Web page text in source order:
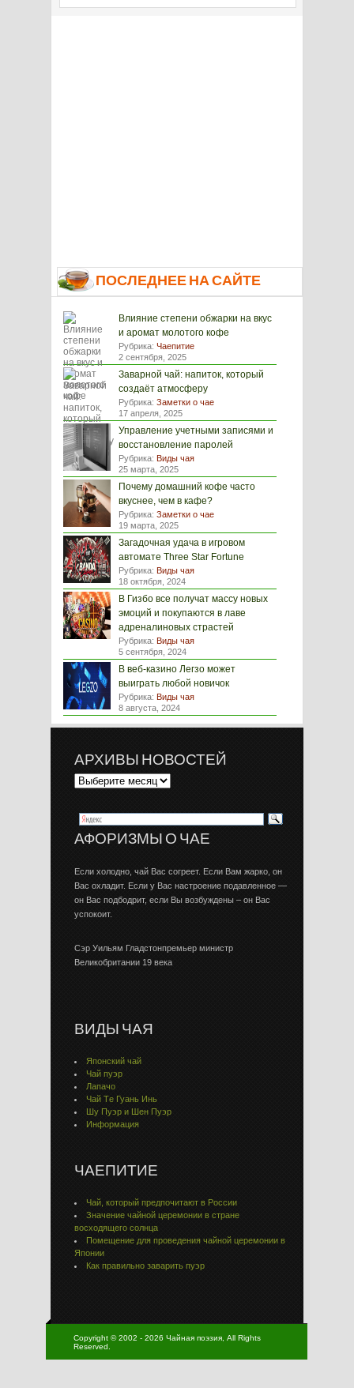
ПОСЛЕДНЕЕ НА САЙТЕ
Влияние степени обжарки на вкус
и аромат молотого кофе
Рубрика: Чаепитие
2 сентября, 2025
Заварной чай: напиток, который
создаёт атмосферу
Рубрика: Заметки о чае
17 апреля, 2025
Управление учетными записями и
восстановление паролей
Рубрика: Виды чая
25 марта, 2025
Почему домашний кофе часто
вкуснее, чем в кафе?
Рубрика: Заметки о чае
19 марта, 2025
Загадочная удача в игровом
автомате Three Star Fortune
Рубрика: Виды чая
18 октября, 2024
В Гизбо все получат массу новых
эмоций и покупаются в лаве
адреналиновых страстей
Рубрика: Виды чая
5 сентября, 2024
В веб-казино Легзо может
выиграть любой новичок
Рубрика: Виды чая
8 августа, 2024
АРХИВЫ НОВОСТЕЙ
АФОРИЗМЫ О ЧАЕ
Если холодно, чай Вас согреет. Если Вам жарко, он
Вас охладит. Если у Вас настроение подавленное —
он Вас подбодрит, если Вы возбуждены – он Вас
успокоит.
Сэр Уильям Гладстонпремьер министр
Великобритании 19 века
ВИДЫ ЧАЯ
Японский чай
Чай пуэр
Лапачо
Чай Тe Гуaнь Инь
Шу Пуэр и Шен Пуэр
Информация
ЧАЕПИТИЕ
Чай, который предпочитают в России
Значение чайной церемонии в стране
восходящего солнца
Помещение для проведения чайной церемонии в
Японии
Как правильно заварить пуэр
Copyright © 2002 - 2026 Чайная поэзия, All Rights
Reserved.